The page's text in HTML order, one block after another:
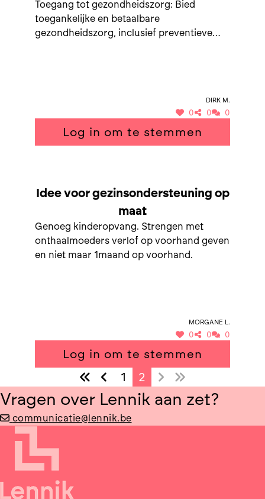
Toegang tot gezondheidszorg: Bied
toegankelijke en betaalbare
gezondheidszorg, inclusief preventieve
Implementeer coachingprogramma's die
ouderen helpen bij het omgaan met de
fysieke, emotionele en sociale
veranderingen die gepaard gaan met
dirk m.
0 0 0
Log in om te stemmen
Idee voor gezinsondersteuning op
maat
Genoeg kinderopvang. Strengen met
onthaalmoeders verlof op voorhand geven
en niet maar 1maand op voorhand.
Morgane L.
0 0 0
Log in om te stemmen
1
2
Vragen over Lennik aan zet?
communicatie@lennik.be